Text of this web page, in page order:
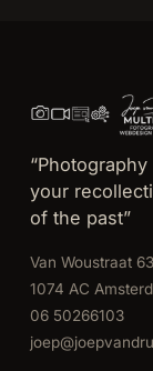
“Photography
your
of the past”
Van Woustraat
1074 AC
06 50266103